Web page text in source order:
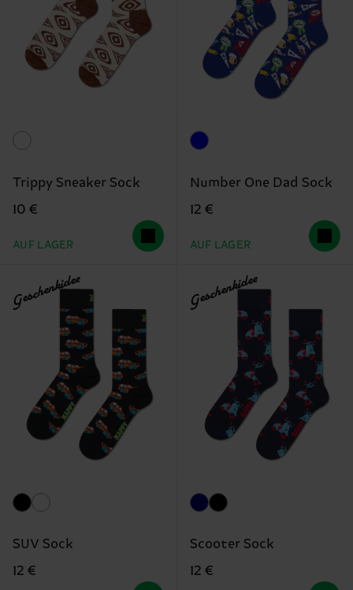
Trippy Sneaker Sock
10 €
AUF LAGER
Number One Dad Sock
12 €
AUF LAGER
Geschenkidee
SUV Sock
12 €
Geschenkidee
Scooter Sock
12 €